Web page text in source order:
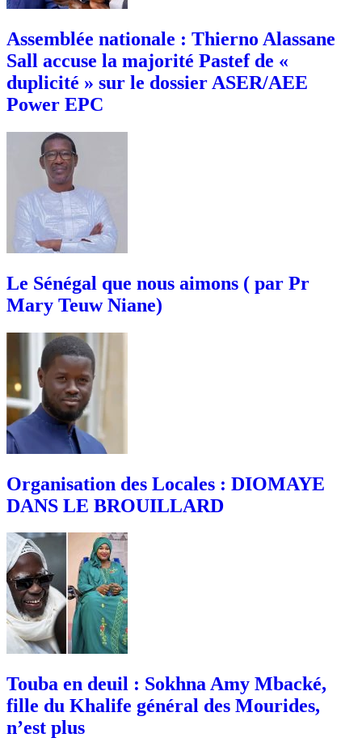
Assemblée nationale : Thierno Alassane
Sall accuse la majorité Pastef de «
duplicité » sur le dossier ASER/AEE
Power EPC
Le Sénégal que nous aimons ( par Pr
Mary Teuw Niane)
Organisation des Locales : DIOMAYE
DANS LE BROUILLARD
Touba en deuil : Sokhna Amy Mbacké,
fille du Khalife général des Mourides,
n’est plus